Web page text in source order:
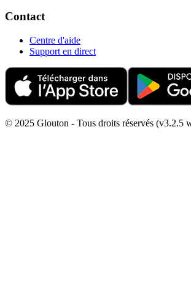
Contact
Centre d'aide
Support en direct
© 2025 Glouton - Tous droits réservés (v3.2.5